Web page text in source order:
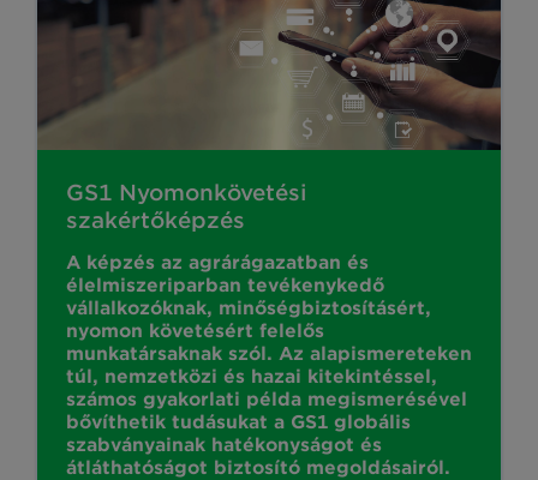
GS1 Nyomonkövetési
szakértőképzés
A képzés az agrárágazatban és
élelmiszeriparban tevékenykedő
vállalkozóknak, minőségbiztosításért,
nyomon követésért felelős
munkatársaknak szól. Az alapismereteken
túl, nemzetközi és hazai kitekintéssel,
számos gyakorlati példa megismerésével
bővíthetik tudásukat a GS1 globális
szabványainak hatékonyságot és
átláthatóságot biztosító megoldásairól.